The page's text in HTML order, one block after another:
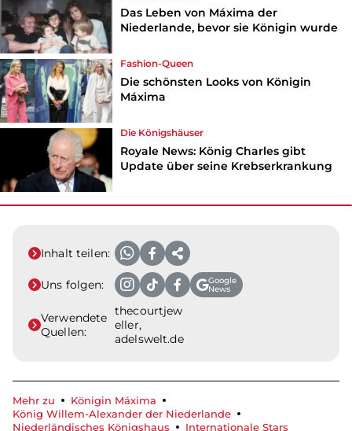
Das Leben von Máxima der
Niederlande, bevor sie Königin wurde
Fashion-Queen
Die schönsten Looks von Königin
Máxima
Die Königshäuser
Royale News: König Charles gibt
Update über seine Krebserkrankung
Inhalt teilen:
Uns folgen:
Google
News
Verwendete
Quellen:
thecourtjew
eller,
adelswelt.de
Mehr zu
Königin Máxima
König Willem-Alexander der Niederlande
Niederländisches Königshaus
Internationale Stars